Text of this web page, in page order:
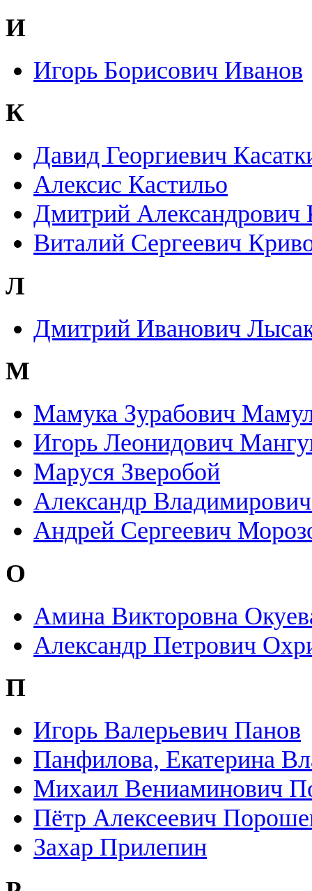
И
Игорь Борисович Иванов
К
Давид Георгиевич
Алексис Кастильо
Дмитрий Александрович
Виталий Сергеевич
Л
Дмитрий Иванович
М
Мамука Зурабович
Игорь Леонидович
Маруся Зверобой
Александр
Андрей Сергеевич
О
Амина Викторовна
Александр Петрович
П
Игорь Валерьевич Панов
Панфилова, Екатерина
Михаил Вениаминович
Пётр Алексеевич
Захар Прилепин